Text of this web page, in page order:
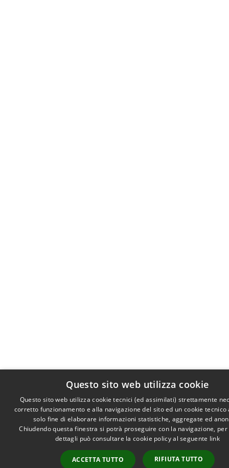
Questo sito web utilizza cookie
Questo sito web utilizza cookie tecnici (ed assimilati) strettamente
corretto funzionamento e alla navigazione del sito ed un cookie tecnico
solo fine di elaborare informazioni statistiche, aggregate ed
Chiudendo questa finestra si potrà proseguire con la navigazione,
dettagli può consultare la cookie policy al seguente link
ACCETTA TUTTO RIFIUTA TUTTO